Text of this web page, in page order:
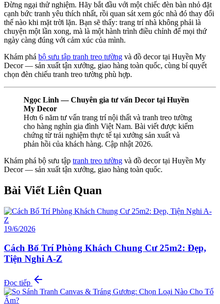
Đừng ngại thử nghiệm. Hãy bắt đầu với một chiếc đèn bàn nhỏ đặt
cạnh bức tranh yêu thích nhất, rồi quan sát xem góc nhà đó thay đổi
thế nào khi mặt trời lặn. Bạn sẽ thấy: trang trí nhà không phải là
chuyện một lần xong, mà là một hành trình điều chỉnh để mọi thứ
ngày càng đúng với cảm xúc của mình.
Khám phá bộ sưu tập tranh treo tường và đồ decor tại Huyền My
Decor — sản xuất tận xưởng, giao hàng toàn quốc, cùng bí quyết
chọn đèn chiếu tranh treo tường phù hợp.
Ngọc Linh — Chuyên gia tư vấn Decor tại Huyền
My Decor
Hơn 6 năm tư vấn trang trí nội thất và tranh treo tường
cho hàng nghìn gia đình Việt Nam. Bài viết được kiểm
chứng từ trải nghiệm thực tế tại xưởng sản xuất và
phản hồi của khách hàng. Cập nhật 2026.
Khám phá bộ sưu tập tranh treo tường và đồ decor tại Huyền My
Decor — sản xuất tận xưởng, giao hàng toàn quốc.
Bài Viết Liên Quan
19/6/2026
Cách Bố Trí Phòng Khách Chung Cư 25m2: Đẹp,
Tiện Nghi A-Z
Đọc tiếp